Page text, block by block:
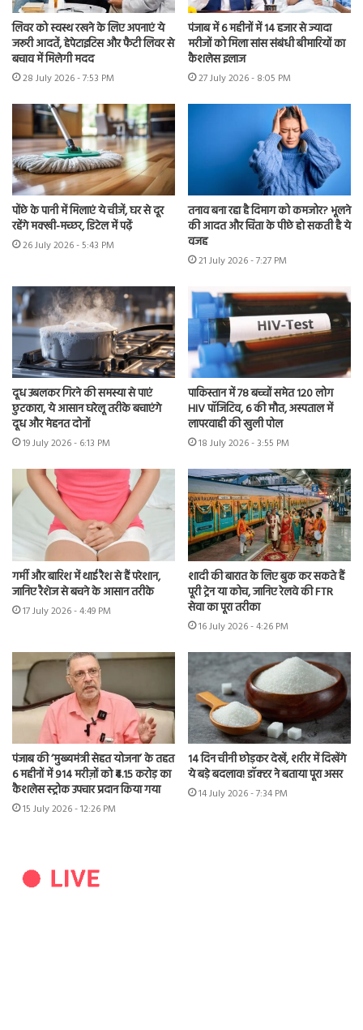
लिवर को स्वस्थ रखने के लिए अपनाएं ये
जरूरी आदतें, हेपेटाइटिस और फैटी लिवर से
बचाव में मिलेगी मदद
28 July 2026 - 7:53 PM
पंजाब में 6 महीनों में 14 हजार से ज्यादा
मरीजों को मिला सांस संबंधी बीमारियों का
कैशलेस इलाज
27 July 2026 - 8:05 PM
पोंछे के पानी में मिलाएं ये चीजें, घर से दूर
रहेंगे मक्खी-मच्छर, डिटेल में पढ़ें
26 July 2026 - 5:43 PM
तनाव बना रहा है दिमाग को कमजोर? भूलने
की आदत और चिंता के पीछे हो सकती है ये
वजह
21 July 2026 - 7:27 PM
दूध उबलकर गिरने की समस्या से पाएं
छुटकारा, ये आसान घरेलू तरीके बचाएंगे
दूध और मेहनत दोनों
19 July 2026 - 6:13 PM
पाकिस्तान में 78 बच्चों समेत 120 लोग
HIV पॉजिटिव, 6 की मौत, अस्पताल में
लापरवाही की खुली पोल
18 July 2026 - 3:55 PM
गर्मी और बारिश में थाई रैश से हैं परेशान,
जानिए रैशेज से बचने के आसान तरीके
17 July 2026 - 4:49 PM
शादी की बारात के लिए बुक कर सकते हैं
पूरी ट्रेन या कोच, जानिए रेलवे की FTR
सेवा का पूरा तरीका
16 July 2026 - 4:26 PM
पंजाब की ‘मुख्यमंत्री सेहत योजना’ के तहत
6 महीनों में 914 मरीज़ों को ₹4.15 करोड़ का
कैशलेस स्ट्रोक उपचार प्रदान किया गया
15 July 2026 - 12:26 PM
14 दिन चीनी छोड़कर देखें, शरीर में दिखेंगे
ये बड़े बदलाव! डॉक्टर ने बताया पूरा असर
14 July 2026 - 7:34 PM